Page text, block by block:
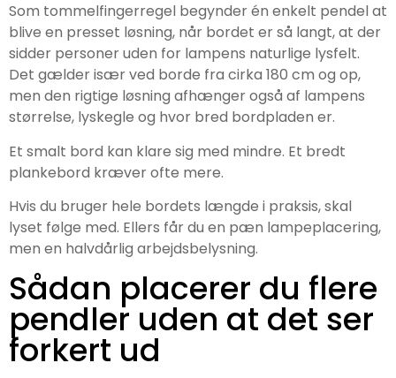
Som tommelfingerregel begynder én enkelt pendel at
blive en presset løsning, når bordet er så langt, at der
sidder personer uden for lampens naturlige lysfelt.
Det gælder især ved borde fra cirka 180 cm og op,
men den rigtige løsning afhænger også af lampens
størrelse, lyskegle og hvor bred bordpladen er.
Et smalt bord kan klare sig med mindre. Et bredt
plankebord kræver ofte mere.
Hvis du bruger hele bordets længde i praksis, skal
lyset følge med. Ellers får du en pæn lampeplacering,
men en halvdårlig arbejdsbelysning.
Sådan placerer du flere
pendler uden at det ser
forkert ud